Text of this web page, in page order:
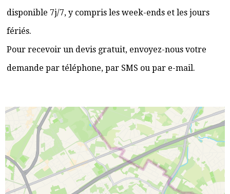
disponible 7j/7, y compris les week-ends et les jours
fériés.
Pour recevoir un devis gratuit, envoyez-nous votre
demande par téléphone, par SMS ou par e-mail.